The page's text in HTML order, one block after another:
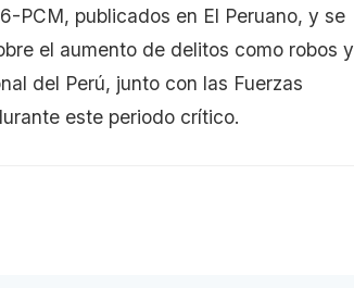
PCM, publicados en El Peruano, y se
el aumento de delitos como robos y
del Perú, junto con las Fuerzas
este periodo crítico.